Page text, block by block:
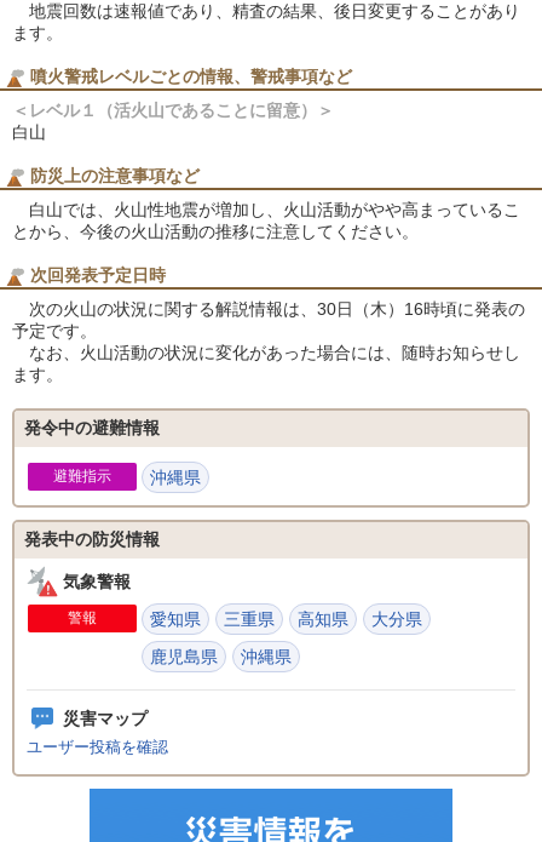
地震回数は速報値であり、精査の結果、後日変更することがあり
ます。
噴火警戒レベルごとの情報、警戒事項など
＜レベル１（活火山であることに留意）＞
白山
防災上の注意事項など
白山では、火山性地震が増加し、火山活動がやや高まっているこ
とから、今後の火山活動の推移に注意してください。
次回発表予定日時
次の火山の状況に関する解説情報は、30日（木）16時頃に発表の
予定です。
なお、火山活動の状況に変化があった場合には、随時お知らせし
ます。
発令中の避難情報
避難指示 沖縄県
発表中の防災情報
気象警報
警報 愛知県 三重県 高知県
大分県
鹿児島県
沖縄県
災害マップ
ユーザー投稿を確認